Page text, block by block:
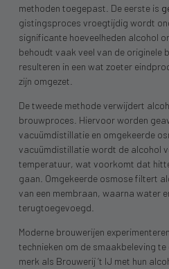
methoden toegepast. De eerste is
gistingsproces vroegtijdig wordt
significante hoeveelheden alcohol
behoudt vaak veel van de originele
resulteren in een wat zoeter
zijn omgezet.
De tweede methode verwijdert
brouwproces. Hiervoor worden
vacuümdistillatie en omgekeerde
vacuümdistillatie wordt de alcohol
temperatuur, wat voorkomt dat
gaan. Omgekeerde osmose filtert
van een membraan, waarna water
terugtoegevoegd.
Moderne brouwerijen
technieken om de smaakbeleving
merk als Brouwerij ’t IJ met hun